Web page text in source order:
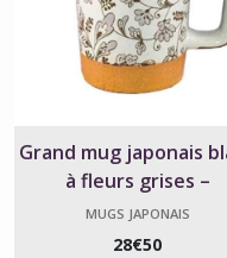
Grand mug japonais
à fleurs grises –
Céramique – Fabriqué
Japon
MUGS JAPONAIS
28€50